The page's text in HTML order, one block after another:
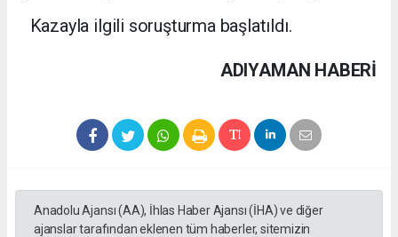
Kazayla ilgili soruşturma başlatıldı.
ADIYAMAN HABERİ
Anadolu Ajansı (AA), İhlas Haber Ajansı (İHA) ve diğer
ajanslar tarafından eklenen tüm haberler, sitemizin